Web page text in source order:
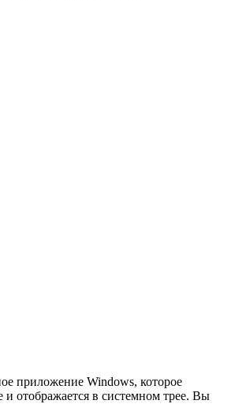
приложение Windows, которое
отображается в системном трее. Вы